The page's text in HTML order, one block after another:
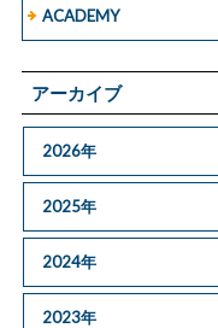
ACADEMY
アーカイブ
2026年
2025年
2024年
2023年